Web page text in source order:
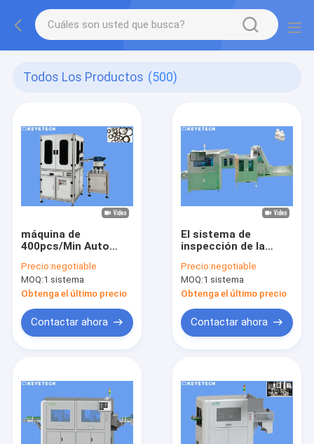
Todos Los Productos (500)
máquina de
400pcs/Min Auto
Inspection para el
anillo de goma de
lacre
Precio:negotiable
MOQ:1 sistema
Obtenga el último precio
Contactar ahora
El sistema de
inspección de la
de ojo deserta el
detector para el
envase de plástico
Precio:negotiable
MOQ:1 sistema
Obtenga el último precio
Contactar ahora